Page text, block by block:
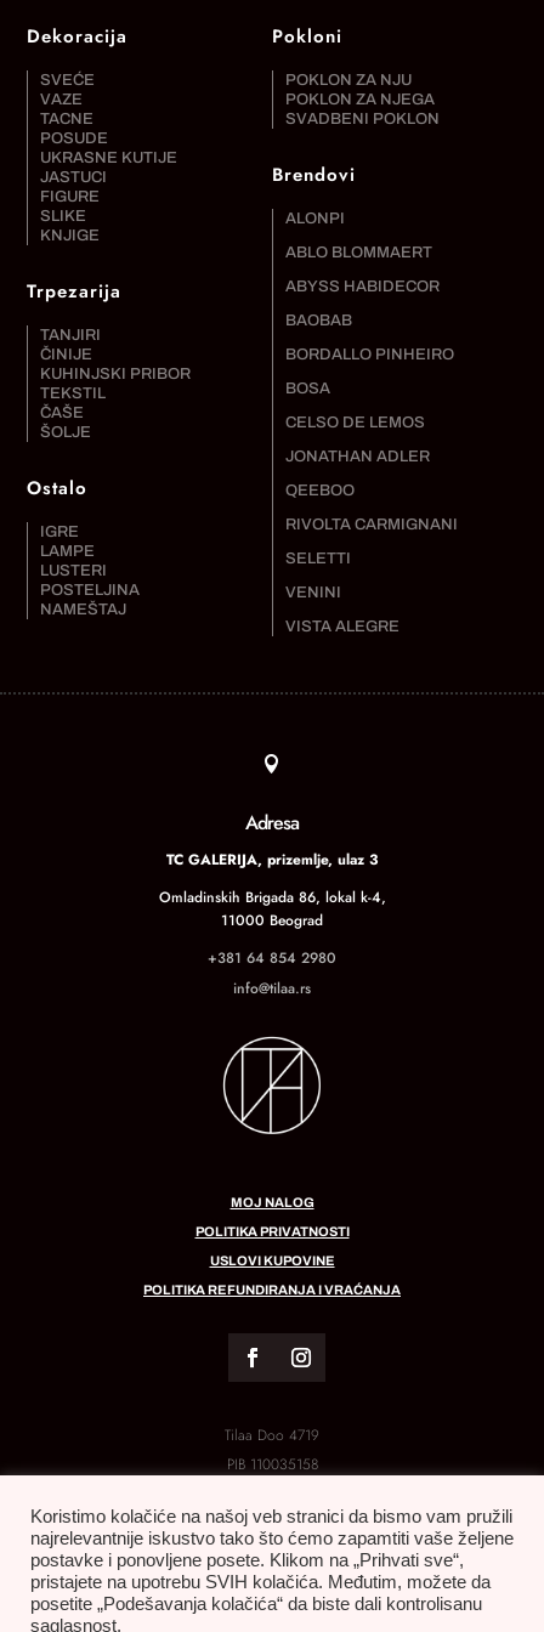
Dekoracija
SVEĆE
VAZE
TACNE
POSUDE
UKRASNE KUTIJE
JASTUCI
FIGURE
SLIKE
KNJIGE
Trpezarija
TANJIRI
ČINIJE
KUHINJSKI PRIBOR
TEKSTIL
ČAŠE
ŠOLJE
Ostalo
IGRE
LAMPE
LUSTERI
POSTELJINA
NAMEŠTAJ
Pokloni
POKLON ZA NJU
POKLON ZA NJEGA
SVADBENI POKLON
Brendovi
ALONPI
ABLO BLOMMAERT
ABYSS HABIDECOR
BAOBAB
BORDALLO PINHEIRO
BOSA
CELSO DE LEMOS
JONATHAN ADLER
QEEBOO
RIVOLTA CARMIGNANI
SELETTI
VENINI
VISTA ALEGRE

Adresa
TC GALERIJA, prizemlje, ulaz 3
Omladinskih Brigada 86, lokal k-4,
11000 Beograd
+381 64 854 2980
info@tilaa.rs
MOJ NALOG
POLITIKA PRIVATNOSTI
USLOVI KUPOVINE
POLITIKA REFUNDIRANJA I VRAĆANJA
Tilaa Doo 4719
PIB 110035158
Koristimo kolačiće na našoj veb stranici da bismo vam pružili
najrelevantnije iskustvo tako što ćemo zapamtiti vaše željene
postavke i ponovljene posete. Klikom na „Prihvati sve“,
pristajete na upotrebu SVIH kolačića. Međutim, možete da
posetite „Podešavanja kolačića“ da biste dali kontrolisanu
saglasnost.